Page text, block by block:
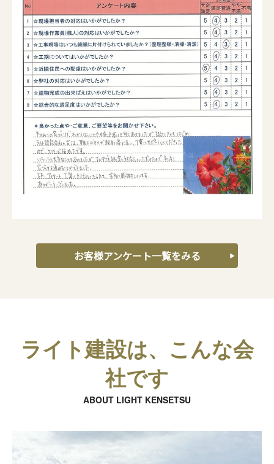
お客様アンケート一覧をみる
ライト建設は、こんな会
社です
ABOUT LIGHT KENSETSU